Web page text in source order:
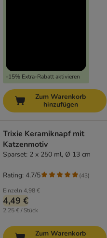
-15% Extra-Rabatt aktivieren
Zum Warenkorb
hinzufügen
Trixie Keramiknapf mit
Katzenmotiv
Sparset: 2 x 250 ml, Ø 13 cm
Einzeln 4,98 €
4,49 €
2,25 € / Stück
Rating: 4.7/5 (43)
Zum Warenkorb